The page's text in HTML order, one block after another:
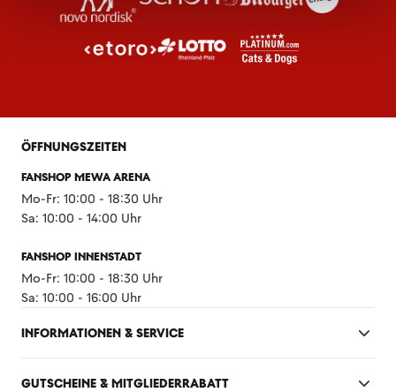
ÖFFNUNGSZEITEN
FANSHOP MEWA ARENA
Mo-Fr: 10:00 - 18:30 Uhr
Sa: 10:00 - 14:00 Uhr
FANSHOP INNENSTADT
Mo-Fr: 10:00 - 18:30 Uhr
Sa: 10:00 - 16:00 Uhr
INFORMATIONEN & SERVICE
GUTSCHEINE & MITGLIEDERRABATT